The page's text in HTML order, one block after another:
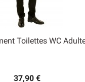
Toilettes WC
37,90 €